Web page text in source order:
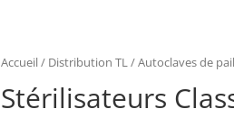
Accueil/ Distribution TL/Autoclaves de
Stérilisateurs